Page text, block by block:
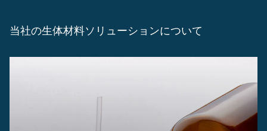
当社の生体材料ソリューションについて